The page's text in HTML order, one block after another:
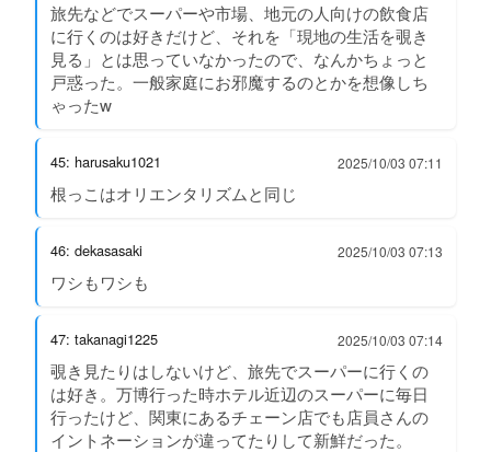
旅先などでスーパーや市場、地元の人向けの飲食店
に行くのは好きだけど、それを「現地の生活を覗き
見る」とは思っていなかったので、なんかちょっと
戸惑った。一般家庭にお邪魔するのとかを想像しち
ゃったw
45: harusaku1021 2025/10/03 07:11
根っこはオリエンタリズムと同じ
46: dekasasaki 2025/10/03 07:13
ワシもワシも
47: takanagi1225 2025/10/03 07:14
覗き見たりはしないけど、旅先でスーパーに行くの
は好き。万博行った時ホテル近辺のスーパーに毎日
行ったけど、関東にあるチェーン店でも店員さんの
イントネーションが違ってたりして新鮮だった。